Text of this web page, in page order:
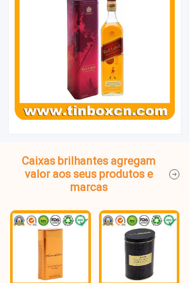
Caixas brilhantes agregam
valor aos seus produtos e
marcas